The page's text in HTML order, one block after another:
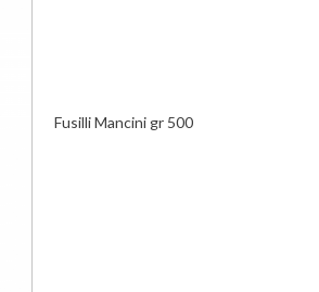
Fusilli Mancini gr 500